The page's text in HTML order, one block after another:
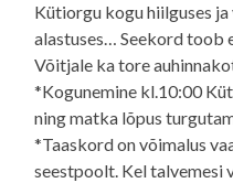
Kütiorgu kogu hiilguses
alastuses… Seekord toob
Võitjale ka tore
*Kogunemine kl.10:00
ning matka lõpus
*Taaskord on võimalus
seestpoolt. Kel talvemesi